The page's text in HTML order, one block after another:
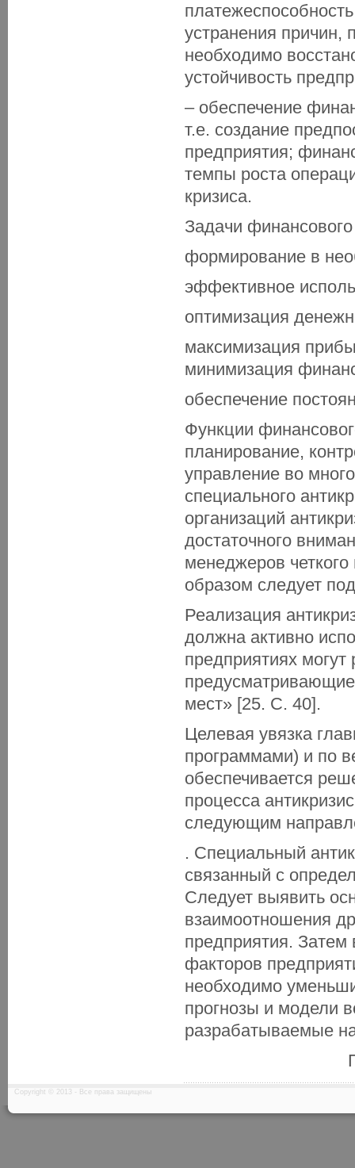
устранения
необходимо
устойчивость
– обеспечение
т.е. создание
предприятия;
темпы роста
кризиса.
Задачи
формирование в
эффективное
оптимизация
максимизация
минимизация
обеспечение
Функции
планирование,
управление во
специального
организаций
достаточного
менеджеров
образом следует
Реализация
должна активно
предприятиях
мест» [25. С. 40].
Целевая увязка
программами) и по
обеспечивается
процесса
следующим
. Специальный
связанный с
Следует выявить
взаимоотношения
предприятия. Затем
факторов
необходимо
прогнозы и модели
разрабатываемые
Copyright © 2013 - Все права защищены